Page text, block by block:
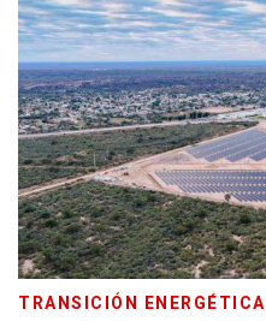
TRANSICIÓN ENERGÉTICA